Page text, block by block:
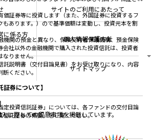
価証券等に投資します（また、外国証券に投資するフ
もあります。）ので基準価額は変動し、投資元本を割
機関の預金と異なり、保険契約者保護機構、預金保険
会社以外の金融機関で購入された投資信託は、投資者
なりません。
託説明書（交付目論見書）をお受け取りになり、内容
ください。
証券について】
定投資信託証券」については、各ファンドの交付目論
信託証券の概要」をご覧ください。
力の発生の有無について
クスファンド 購入・換金手数料
て
報
ご紹介
サイトのご利用にあたって
に係る方
個人情報保護方針
サイトマップ
に際しての留意事項を掲載しています。